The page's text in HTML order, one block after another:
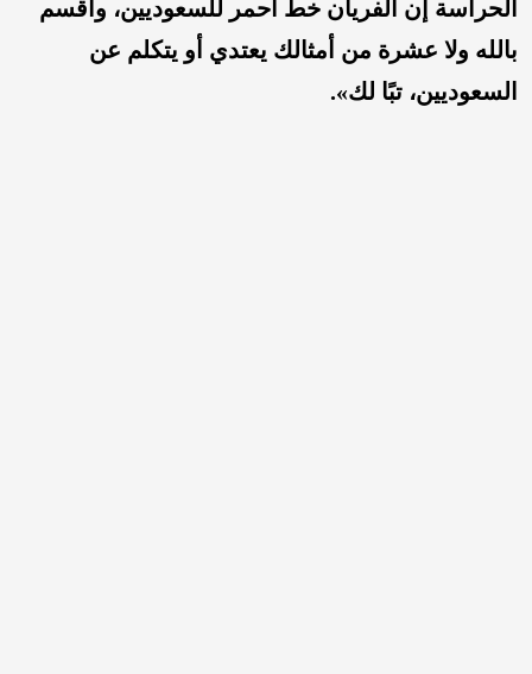
الحراسة إن الفريان خط أحمر للسعوديين، وأقسم
بالله ولا عشرة من أمثالك يعتدي أو يتكلم عن
السعوديين، تبًا لك».